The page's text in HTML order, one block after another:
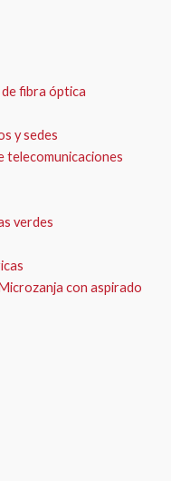
de fibra óptica
y sedes
telecomunicaciones
verdes
con aspirado